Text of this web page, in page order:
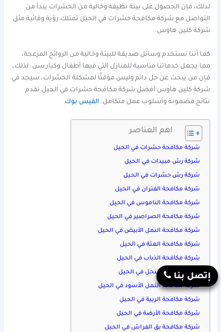
لذلك، فإن الحصول على بيئة نظيفة وخالية من الحشرات يبدأ من
التواصل مع شركة مكافحة حشرات في الحيل تمتلك رؤية وقائية مثل
شركة كلين هاوس.
كما أننا نستخدم وسائل صديقة للبيئة وخالية من الروائح المزعجة،
مما يجعل خدماتنا مناسبة للمنازل التي فيها أطفال وكبار سن. لذلك،
فإن من يبحث عن حل دائم وليس مؤقتًا لمشكلة الحشرات، سيجد في
شركة كلين هاوس أفضل شركة مكافحة حشرات في الحيل تقدم
نتائج مضمونة وأسلوب عمل متكامل. الفيس بوك
اهم العناصر
شركة مكافحة حشرات في الحيل
شركة رش مبيدات في الحيل
شركة رش حشرات في الحيل
شركة مكافحة الفئران في الحيل
شركة مكافحة الناموس في الحيل
شركة مكافحة الصراصير في الحيل
شركة مكافحة النمل الأبيض في الحيل
شركة مكافحة العتة في الحيل
شركة مكافحة الذباب في الحيل
شركة مكافحة النحل في الحيل
شركة مكافحة النمل الأسود في الحيل
شركة مكافحة الربية في الحيل
شركة مكافحة الأرضة في الحيل
شركة مكافحة بق الفراش في الحيل
إتصل بنا